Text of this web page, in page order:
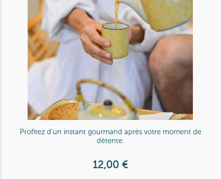
Profitez d'un instant gourmand après votre moment de
détente.
12,00 €